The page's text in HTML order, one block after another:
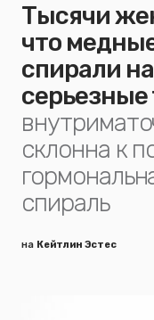
Тысячи
что
спирали
склонна к
спираль
на Кейтлин Эстес